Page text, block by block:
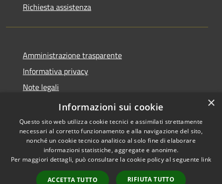
Richiesta assistenza
Amministrazione trasparente
Informativa privacy
Note legali
Dichiarazione di accessibilità
Accessibilità
Copyright © 2026 • Comune di
Sinagra • Powered by
Municipium•
Accesso
×
Informazioni sui cookie
Questo sito web utilizza cookie tecnici e assimilati strettamente
necessari al corretto funzionamento e alla navigazione del sito,
nonché un cookie tecnico analitico al solo fine di elaborare
informazioni statistiche, aggregate e anonime.
Per maggiori dettagli, può consultare la cookie policy al seguente link
ACCETTA TUTTO RIFIUTA TUTTO